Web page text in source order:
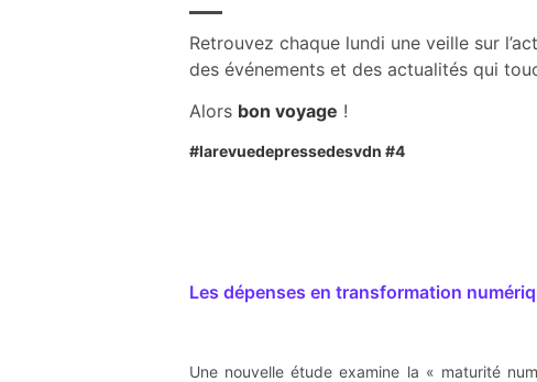
Retrouvez chaque lundi une veille sur
des événements et des actualités qui
Alors bon voyage !
#larevuedepressedesvdn #4
Les dépenses en transformation
Une nouvelle étude examine la « maturité